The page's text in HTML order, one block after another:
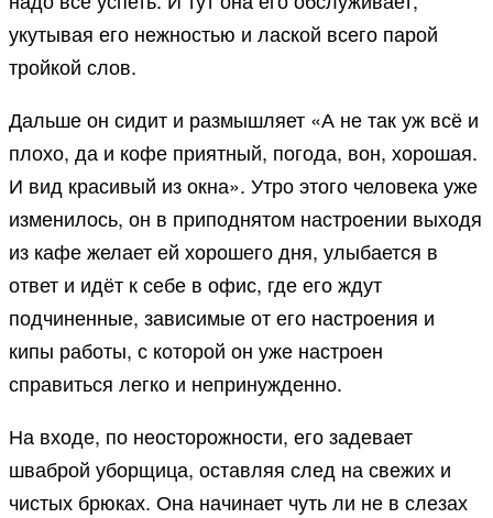
укутывая его нежностью и лаской всего парой
тройкой слов.
Дальше он сидит и размышляет «А не так уж всё и
плохо, да и кофе приятный, погода, вон, хорошая.
И вид красивый из окна». Утро этого человека уже
изменилось, он в приподнятом настроении выходя
из кафе желает ей хорошего дня, улыбается в
ответ и идёт к себе в офис, где его ждут
подчиненные, зависимые от его настроения и
кипы работы, с которой он уже настроен
справиться легко и непринужденно.
На входе, по неосторожности, его задевает
шваброй уборщица, оставляя след на свежих и
чистых брюках. Она начинает чуть ли не в слезах